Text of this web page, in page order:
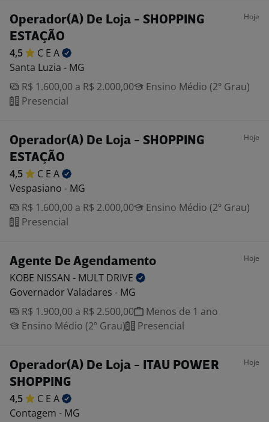
Operador(A) De Loja - SHOPPING
ESTAÇÃO
Hoje
4,5 C E A
Santa Luzia - MG
R$ 1.600,00 a R$ 2.000,00
Ensino Médio (2º Grau)
Presencial
Operador(A) De Loja - SHOPPING
ESTAÇÃO
Hoje
4,5 C E A
Vespasiano - MG
R$ 1.600,00 a R$ 2.000,00
Ensino Médio (2º Grau)
Presencial
Agente De Agendamento Hoje
KOBE NISSAN - MULT DRIVE
Governador Valadares - MG
R$ 1.900,00 a R$ 2.500,00
Menos de 1 ano
Ensino Médio (2º Grau)
Presencial
Operador(A) De Loja - ITAU POWER
SHOPPING
Hoje
4,5 C E A
Contagem - MG